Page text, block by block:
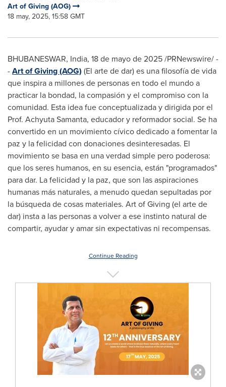
Art of Giving (AOG)
18 may, 2025, 15:58 GMT
BHUBANESWAR, India, 18 de mayo de 2025/PRNewswire/ -
-Art of Giving (AOG) (El arte de dar) es una filosofía de vida
que inspira a millones de personas en todo el mundo a
practicar la bondad, la compasión y el compromiso con la
comunidad. Esta idea fue conceptualizada y dirigida por el
Prof. Achyuta Samanta, educador y reformador social. Se ha
convertido en un movimiento cívico dedicado a fomentar la
paz y la felicidad con donaciones desinteresadas. El
movimiento se basa en una verdad simple pero poderosa:
que los seres humanos, en su esencia, están "programados"
para dar. La felicidad y la paz, que son las aspiraciones
humanas más naturales, a menudo quedan sepultadas por
la búsqueda de cosas materiales. Art of Giving (el arte de
dar) insta a las personas a volver a ese instinto natural de
compartir, ayudar y amar sin expectativas ni recompensas.
Continue Reading